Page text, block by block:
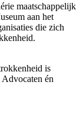
maatschappelijk
aan het
die zich
is
én